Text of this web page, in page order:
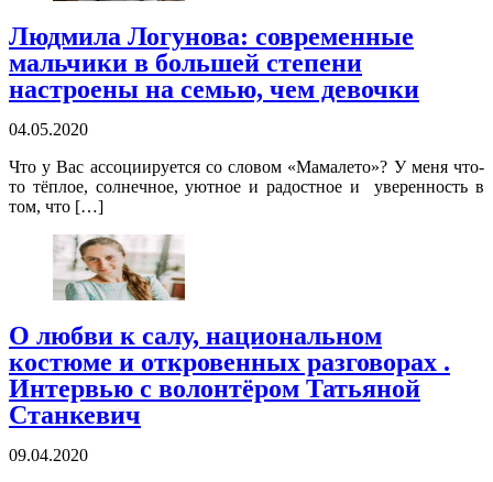
Людмила Логунова: современные
мальчики в большей степени
настроены на семью, чем девочки
04.05.2020
Что у Вас ассоциируется со словом «Мамалето»? У меня что-
то тёплое, солнечное, уютное и радостное и уверенность в
том, что […]
О любви к салу, национальном
костюме и откровенных разговорах .
Интервью с волонтёром Татьяной
Станкевич
09.04.2020